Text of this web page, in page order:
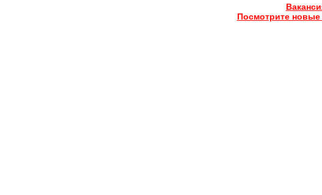
Посмотрите новые